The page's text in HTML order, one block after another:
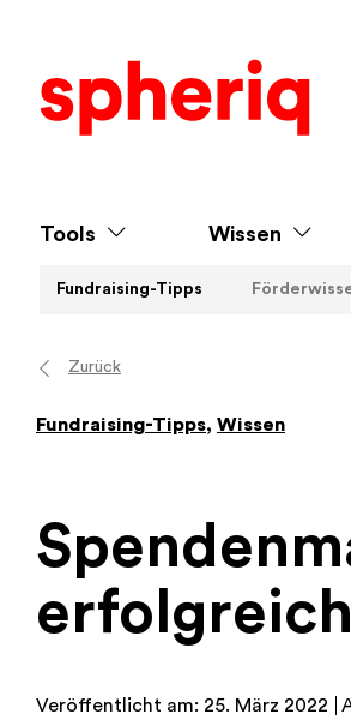
Tools Wissen
Fundraising-Tipps
Zurück
Fundraising-Tipps, Wissen
Veröffentlicht am: 25. März 2022